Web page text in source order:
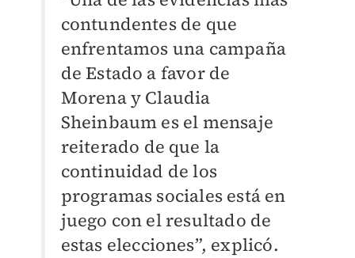
contundentes de que
enfrentamos una campaña
de Estado a favor de
Morena y Claudia
Sheinbaum es el mensaje
reiterado de que la
continuidad de los
programas sociales está en
juego con el resultado de
estas elecciones”, explicó.